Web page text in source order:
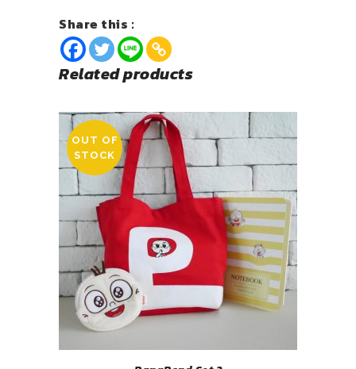
Share this :
Related products
OUT OF
STOCK